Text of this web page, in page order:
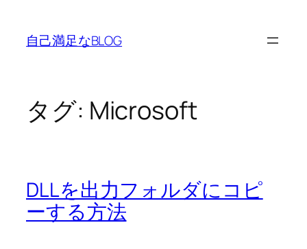
自己満足なBLOG
タグ: Microsoft
DLLを出力フォルダにコピ
ーする方法